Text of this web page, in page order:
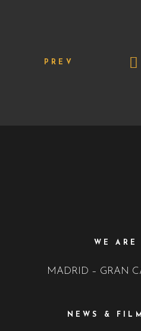
PREV
WE ARE
MADRID – GRAN
NEWS &